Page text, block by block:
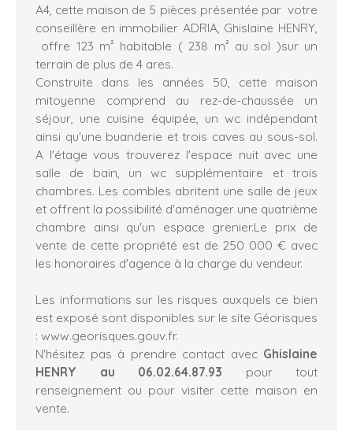
A4, cette maison de 5 pièces présentée par votre
conseillère en immobilier ADRIA, Ghislaine HENRY,
offre 123 m² habitable ( 238 m² au sol )sur un
terrain de plus de 4 ares.
Construite dans les années 50, cette maison
mitoyenne comprend au rez-de-chaussée un
séjour, une cuisine équipée, un wc indépendant
ainsi qu'une buanderie et trois caves au sous-sol.
A l'étage vous trouverez l'espace nuit avec une
salle de bain, un wc supplémentaire et trois
chambres. Les combles abritent une salle de jeux
et offrent la possibilité d'aménager une quatrième
chambre ainsi qu'un espace grenier.Le prix de
vente de cette propriété est de 250 000 € avec
les honoraires d'agence à la charge du vendeur.
Les informations sur les risques auxquels ce bien
est exposé sont disponibles sur le site Géorisques
: www.georisques.gouv.fr.
N'hésitez pas à prendre contact avec Ghislaine
HENRY au 06.02.64.87.93 pour tout
renseignement ou pour visiter cette maison en
vente.